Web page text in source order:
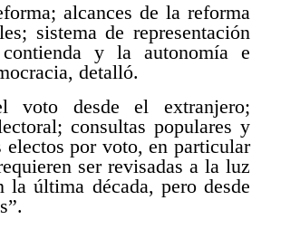
alcances de la reforma
sistema de representación
y la autonomía e
detalló.
voto desde el extranjero;
consultas populares y
por voto, en particular
ser revisadas a la luz
última década, pero desde